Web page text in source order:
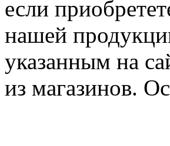
если
нашей
указанным на
из магазинов.